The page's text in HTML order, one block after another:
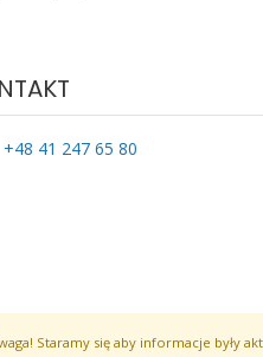
+48 41 247 65 80
Staramy się aby informacje były